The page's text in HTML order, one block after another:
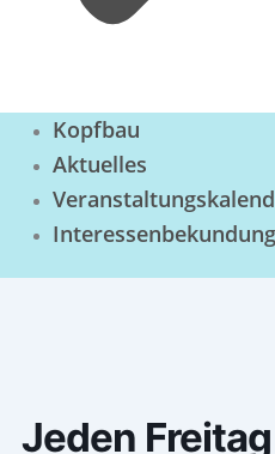
Kopfbau
Aktuelles
Interessenbekundung
Jeden